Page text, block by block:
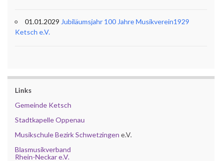
01.01.2029 Jubiläumsjahr 100 Jahre Musikverein1929
Ketsch e.V.
Links
Gemeinde Ketsch
Stadtkapelle Oppenau
Musikschule Bezirk Schwetzingen e.V.
Blasmusikverband
Rhein-Neckar e.V.